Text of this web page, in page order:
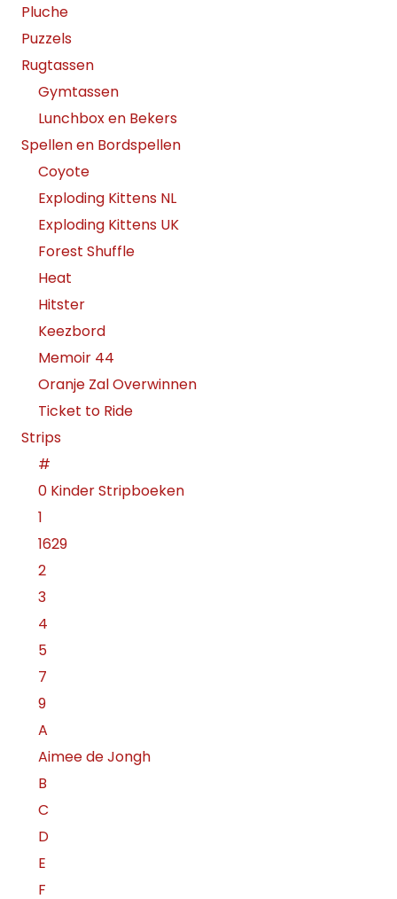
Pluche
Puzzels
Rugtassen
Gymtassen
Lunchbox en Bekers
Spellen en Bordspellen
Coyote
Exploding Kittens NL
Exploding Kittens UK
Forest Shuffle
Heat
Hitster
Keezbord
Memoir 44
Oranje Zal Overwinnen
Ticket to Ride
Strips
#
0 Kinder Stripboeken
1
1629
2
3
4
5
7
9
A
Aimee de Jongh
B
C
D
E
F